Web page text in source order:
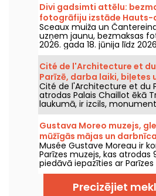
Divi gadsimti attēlu:
fotogrāfiju izstāde Hauts-
Sceaux muiža un
uzņem jaunu, bezmaksas
2026. gada 18. jūnija līdz
decembrim iepazīstieties ar
gadsimti attēlu".
Cité de l'Architecture et
Parīzē, darba laiki, biļetes
Cité de l'Architecture et du
atrodas Palais Chaillot ēkā
laukumā, ir izcils,
platība ir 22 000 m2 un
neskaitāmi modeļi, pilsētu
skulptūras. Šeit jūs varat
dažas no labākajām ēkām,
būvētas, un iegremdēties
arhitektūras un
Gustava Moreo muzejs,
mūžīgās mājas un
Musée Gustave Moreau ir
Parīzes muzejs, kas atrodas
piedāvā iepazīties ar
dzīvokli un darbnīcām, kur
slavenās kāpnes un
kustības darbus.
Precizējiet